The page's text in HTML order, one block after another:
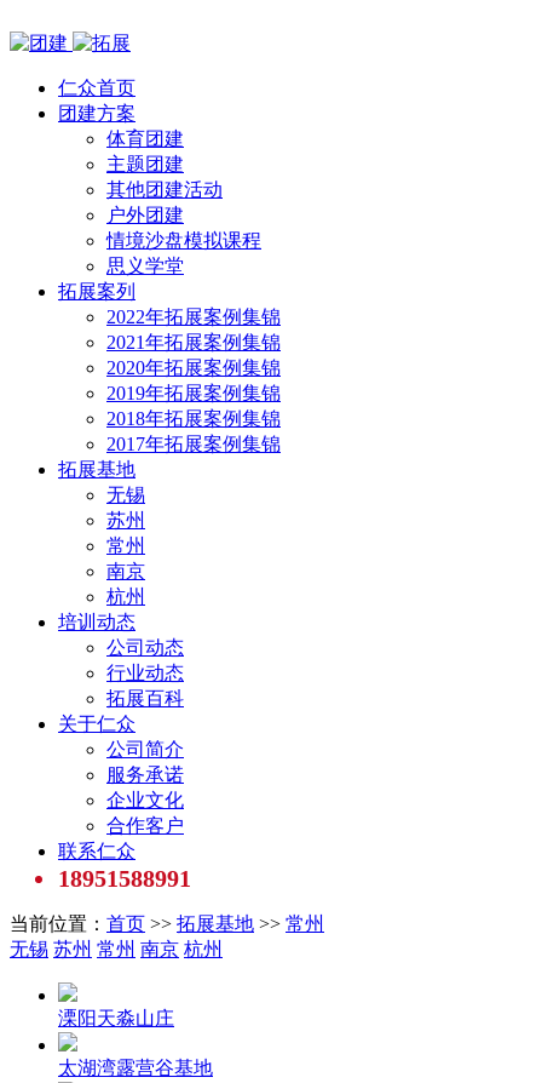
仁众首页
团建方案
体育团建
主题团建
其他团建活动
户外团建
情境沙盘模拟课程
思义学堂
拓展案列
2022年拓展案例集锦
2021年拓展案例集锦
2020年拓展案例集锦
2019年拓展案例集锦
2018年拓展案例集锦
2017年拓展案例集锦
拓展基地
无锡
苏州
常州
南京
杭州
培训动态
公司动态
行业动态
拓展百科
关于仁众
公司简介
服务承诺
企业文化
合作客户
联系仁众
18951588991
当前位置： 首页 >> 拓展基地 >> 常州
无锡 苏州 常州 南京 杭州
溧阳天淼山庄
太湖湾露营谷基地